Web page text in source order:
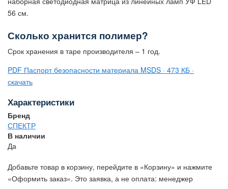
56 см.
Сколько хранится полимер?
Срок хранения в таре производителя – 1 год.
PDF Паспорт безопасности материала MSDS · 473 КБ ·
скачать
Характеристики
Бренд
СПЕКТР
В наличии
Да
Добавьте товар в корзину, перейдите в «Корзину» и нажмите
«Оформить заказ». Это заявка, а не оплата: менеджер